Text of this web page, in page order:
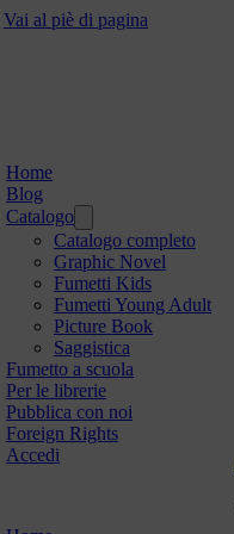
Vai al piè di pagina
Home
Blog
Catalogo
Catalogo completo
Graphic Novel
Fumetti Kids
Fumetti Young Adult
Picture Book
Saggistica
Fumetto a scuola
Per le librerie
Pubblica con noi
Foreign Rights
Accedi